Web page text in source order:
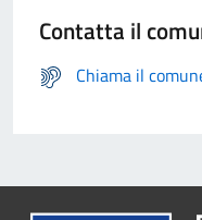
Contatta il
Chiama il